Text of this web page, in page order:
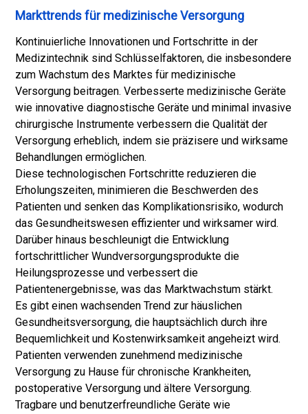
Markttrends für medizinische Versorgung
Kontinuierliche Innovationen und Fortschritte in der
Medizintechnik sind Schlüsselfaktoren, die insbesondere
zum Wachstum des Marktes für medizinische
Versorgung beitragen. Verbesserte medizinische Geräte
wie innovative diagnostische Geräte und minimal invasive
chirurgische Instrumente verbessern die Qualität der
Versorgung erheblich, indem sie präzisere und wirksame
Behandlungen ermöglichen.
Diese technologischen Fortschritte reduzieren die
Erholungszeiten, minimieren die Beschwerden des
Patienten und senken das Komplikationsrisiko, wodurch
das Gesundheitswesen effizienter und wirksamer wird.
Darüber hinaus beschleunigt die Entwicklung
fortschrittlicher Wundversorgungsprodukte die
Heilungsprozesse und verbessert die
Patientenergebnisse, was das Marktwachstum stärkt.
Es gibt einen wachsenden Trend zur häuslichen
Gesundheitsversorgung, die hauptsächlich durch ihre
Bequemlichkeit und Kostenwirksamkeit angeheizt wird.
Patienten verwenden zunehmend medizinische
Versorgung zu Hause für chronische Krankheiten,
postoperative Versorgung und ältere Versorgung.
Tragbare und benutzerfreundliche Geräte wie